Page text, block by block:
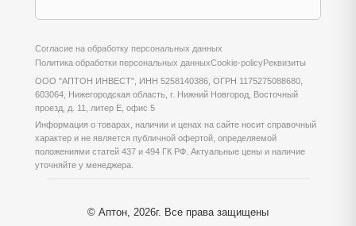
Согласие на обработку персональных данных
Политика обработки персональных данныхCookie-policyРеквизиты
ООО "АПТОН ИНВЕСТ", ИНН 5258140386, ОГРН 1175275088680,
603064, Нижегородская область, г. Нижний Новгород, Восточный
проезд, д. 11, литер Е, офис 5
Информация о товарах, наличии и ценах на сайте носит справочный
характер и не является публичной офертой, определяемой
положениями статей 437 и 494 ГК РФ. Актуальные цены и наличие
уточняйте у менеджера.
© Аптон, 2026г. Все права защищены